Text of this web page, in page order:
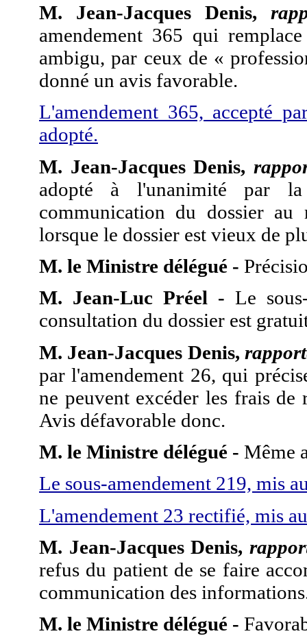
M. Jean-Jacques Denis,
amendement 365 qui
ambigu, par ceux de «
donné un avis favorable.
L'amendement 365, accepté
adopté.
M. Jean-Jacques Denis,
adopté à l'unanimité par
communication du dossier
lorsque le dossier est vieux de
M. le Ministre délégué -
M. Jean-Luc Préel - Le
consultation du dossier est
M. Jean-Jacques Denis,
par l'amendement 26, qui
ne peuvent excéder les frais
Avis défavorable donc.
M. le Ministre délégué - Même
Le sous-amendement 219, mis
L'amendement 23 rectifié, mis
M. Jean-Jacques Denis,
refus du patient de se faire
communication des
M. le Ministre délégué -